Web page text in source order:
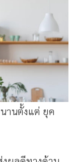
านตั้งแต่ ยุค